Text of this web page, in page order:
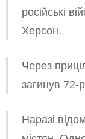
російські
Херсон.
Через
загинув 72-
Наразі